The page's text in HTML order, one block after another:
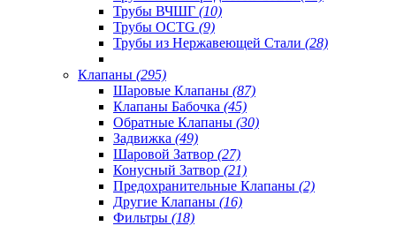
Трубы ВЧШГ (10)
Трубы OCTG (9)
Трубы из Нержавеющей Стали (28)
Клапаны (295)
Шаровые Клапаны (87)
Клапаны Бабочка (45)
Обратные Клапаны (30)
Задвижка (49)
Шаровой Затвор (27)
Конусный Затвор (21)
Предохранительные Клапаны (2)
Другие Клапаны (16)
Фильтры (18)